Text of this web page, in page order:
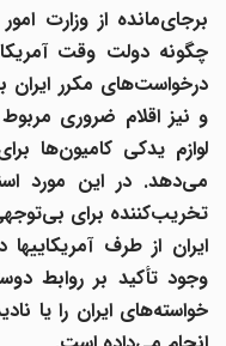
برجایمانده از وزارت
چگونه دولت وقت آمریکا
درخواستهای مکرر ایران
و نیز اقلام ضروری
لوازم یدکی کامیونها
میدهد. در این مورد
تخریبکننده برای بیتوجهی
ایران از طرف آمریکاییها
وجود تأکید بر روابط
خواستههای ایران را یا